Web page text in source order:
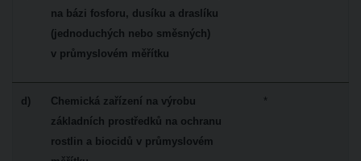
na bázi fosforu, dusíku a draslíku
(jednoduchých nebo směsných)
v průmyslovém měřítku
d)
Chemická zařízení na výrobu
základních prostředků na ochranu
rostlin a biocidů v průmyslovém
*